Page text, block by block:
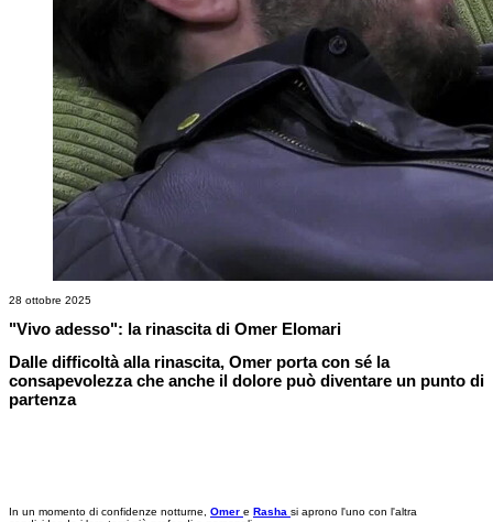
28 ottobre 2025
"Vivo adesso": la rinascita di Omer Elomari
Dalle difficoltà alla rinascita, Omer porta con sé la
consapevolezza che anche il dolore può diventare un punto di
partenza
In un momento di confidenze notturne, Omer e Rasha si aprono l'uno con l'altra